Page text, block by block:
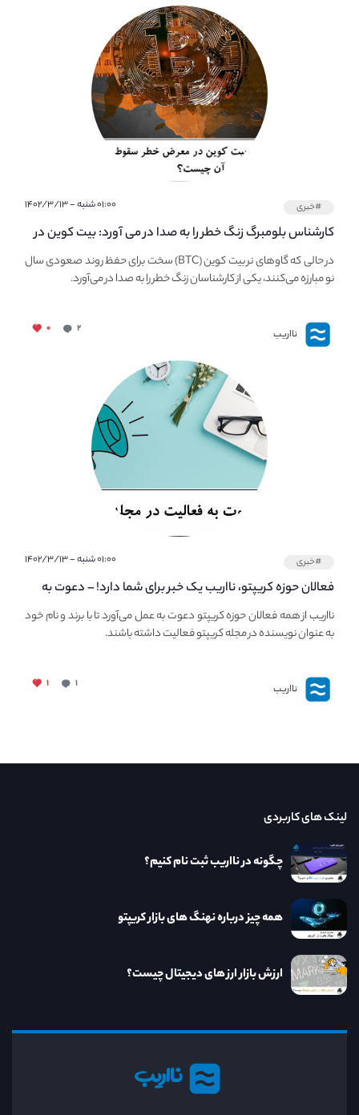
#خبری ۰۱:۰۰ شنبه - ۱۴۰۲/۳/۱۳
کارشناس بلومبرگ زنگ خطر را به صدا در می آورد: بیت کوین در
معرض خطر سقوط بزرگ است - دلیل آن چیست؟در حالی که گاوهای نر بیت کوین (BTC) سخت برای حفظ روند صعودی سال
نو مبارزه می‌کنند، یکی از کارشناسان زنگ خطر را به صدا در می‌آورد.
نااریب ۲ ۰
#خبری ۰۱:۰۰ شنبه - ۱۴۰۲/۳/۱۳
فعالان حوزه کریپتو، نااریب یک خبر برای شما دارد! – دعوت به
فعالیت در مجله کریپتو
نااریب از همه فعالان حوزه کریپتو دعوت به عمل می‌آورد تا با برند و نام خود
به عنوان نویسنده در مجله کریپتو فعالیت داشته باشند.
نااریب ۱ ۱
نااریب
لینک های کاربردی
چگونه در نااریب ثبت نام کنیم؟
همه چیز درباره نهنگ های بازار کریپتو
ارزش بازار ارز های دیجیتال چیست؟